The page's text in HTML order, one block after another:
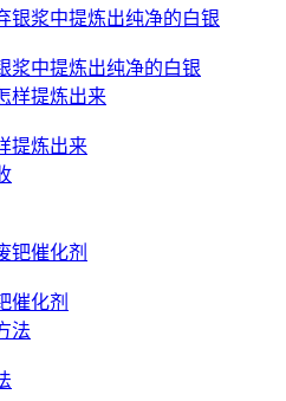
中提炼出纯净的白银
提炼出来
催化剂